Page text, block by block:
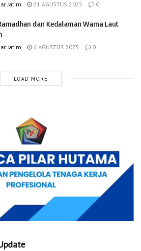
Jatim 21 AGUSTUS 2025 0
dan Kedalaman Warna Laut
Jatim 6 AGUSTUS 2025 0
LOAD MORE